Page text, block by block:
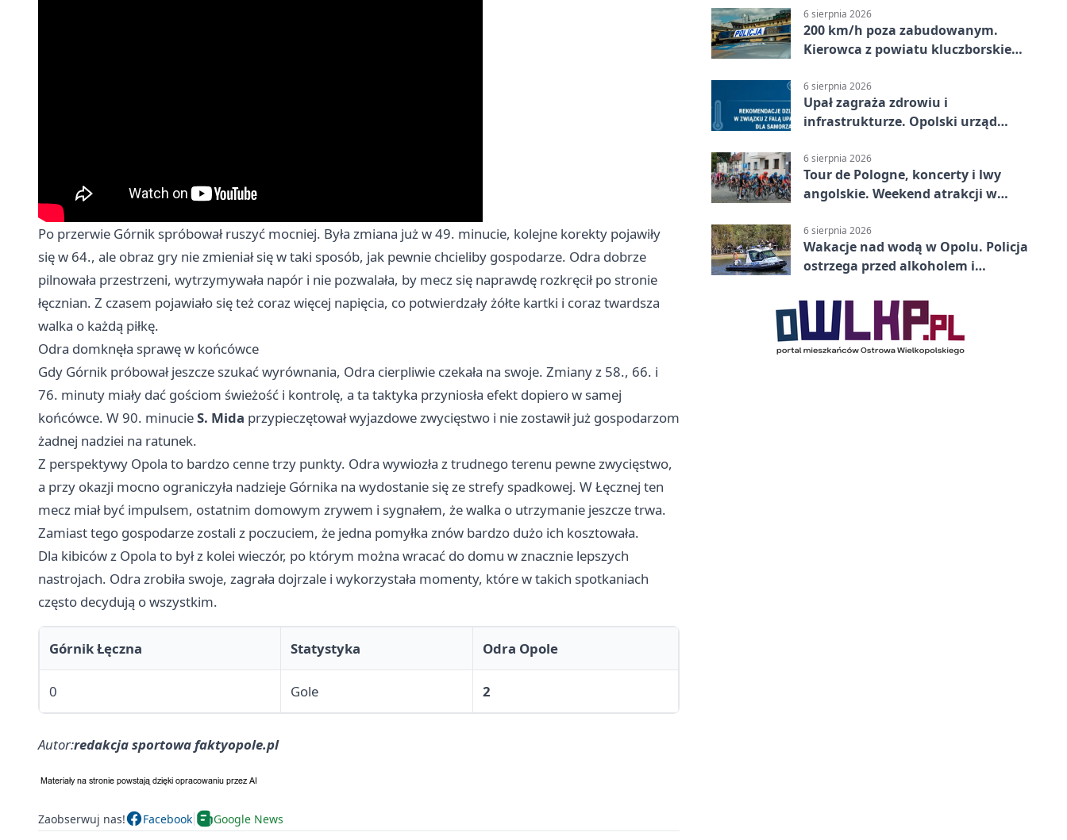
Po przerwie Górnik spróbował ruszyć mocniej. Była zmiana już w 49. minucie, kolejne korekty pojawiły
się w 64., ale obraz gry nie zmieniał się w taki sposób, jak pewnie chcieliby gospodarze. Odra dobrze
pilnowała przestrzeni, wytrzymywała napór i nie pozwalała, by mecz się naprawdę rozkręcił po stronie
łęcznian. Z czasem pojawiało się też coraz więcej napięcia, co potwierdzały żółte kartki i coraz twardsza
walka o każdą piłkę.
Odra domknęła sprawę w końcówce
Gdy Górnik próbował jeszcze szukać wyrównania, Odra cierpliwie czekała na swoje. Zmiany z 58., 66. i
76. minuty miały dać gościom świeżość i kontrolę, a ta taktyka przyniosła efekt dopiero w samej
końcówce. W 90. minucieS. Mida przypieczętował wyjazdowe zwycięstwo i nie zostawił już gospodarzom
żadnej nadziei na ratunek.
Z perspektywy Opola to bardzo cenne trzy punkty. Odra wywiozła z trudnego terenu pewne zwycięstwo,
a przy okazji mocno ograniczyła nadzieje Górnika na wydostanie się ze strefy spadkowej. W Łęcznej ten
mecz miał być impulsem, ostatnim domowym zrywem i sygnałem, że walka o utrzymanie jeszcze trwa.
Zamiast tego gospodarze zostali z poczuciem, że jedna pomyłka znów bardzo dużo ich kosztowała.
Dla kibiców z Opola to był z kolei wieczór, po którym można wracać do domu w znacznie lepszych
nastrojach. Odra zrobiła swoje, zagrała dojrzale i wykorzystała momenty, które w takich spotkaniach
często decydują o wszystkim.
Górnik Łęczna Statystyka Odra Opole
0 Gole 2
Autor:redakcja sportowa faktyopole.pl
Zaobserwuj nas! Facebook Google News
6 sierpnia 2026
200 km/h poza zabudowanym.
Kierowca z powiatu kluczborskiego
6 sierpnia 2026
Upał zagraża zdrowiu i
infrastrukturze. Opolski urząd
6 sierpnia 2026
Tour de Pologne, koncerty i lwy
angolskie. Weekend atrakcji w
6 sierpnia 2026
Wakacje nad wodą w Opolu. Policja
ostrzega przed alkoholem i